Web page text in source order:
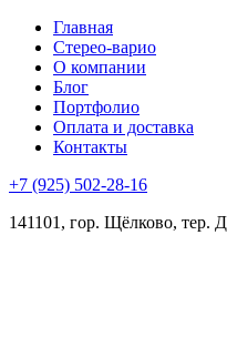
Главная
Стерео-варио
О компании
Блог
Портфолио
Оплата и доставка
Контакты
+7 (925) 502-28-16
141101, гор. Щёлково, тер.